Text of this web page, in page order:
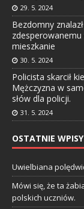
29. 5. 2024
Bezdomny
zdesperowanemu
mieszkanie
30. 5. 2024
Policista skarcił
Mężczyzna w
słów dla policji.
31. 5. 2024
OSTATNIE WPISY
Uwielbiana
Mówi się, że ta
polskich uczniów.